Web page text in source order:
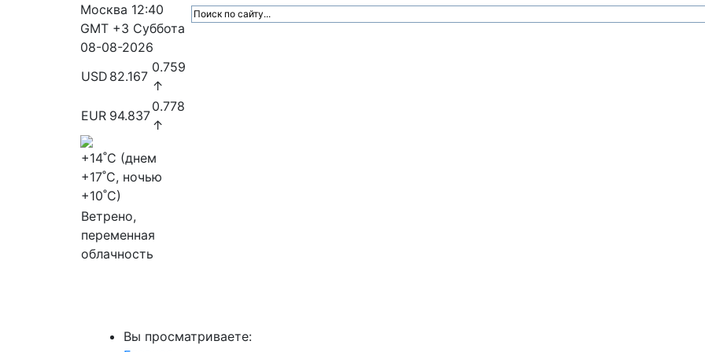
Москва 12:40
GMT +3 Суббота
08-08-2026
USD 82.167
0.759
↑
EUR 94.837
0.778
↑
+14˚C (днем
+17˚C, ночью
+10˚C)
Ветрено,
переменная
облачность
Вы просматриваете: